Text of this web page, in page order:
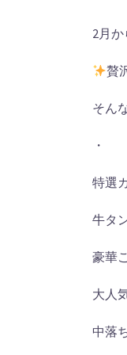
2月
贅
そん
・
特選
牛タ
豪華
大人
中落